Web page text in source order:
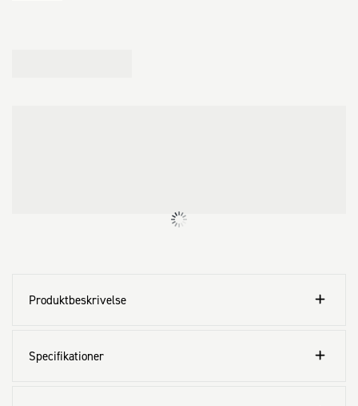
Produktbeskrivelse
Specifikationer